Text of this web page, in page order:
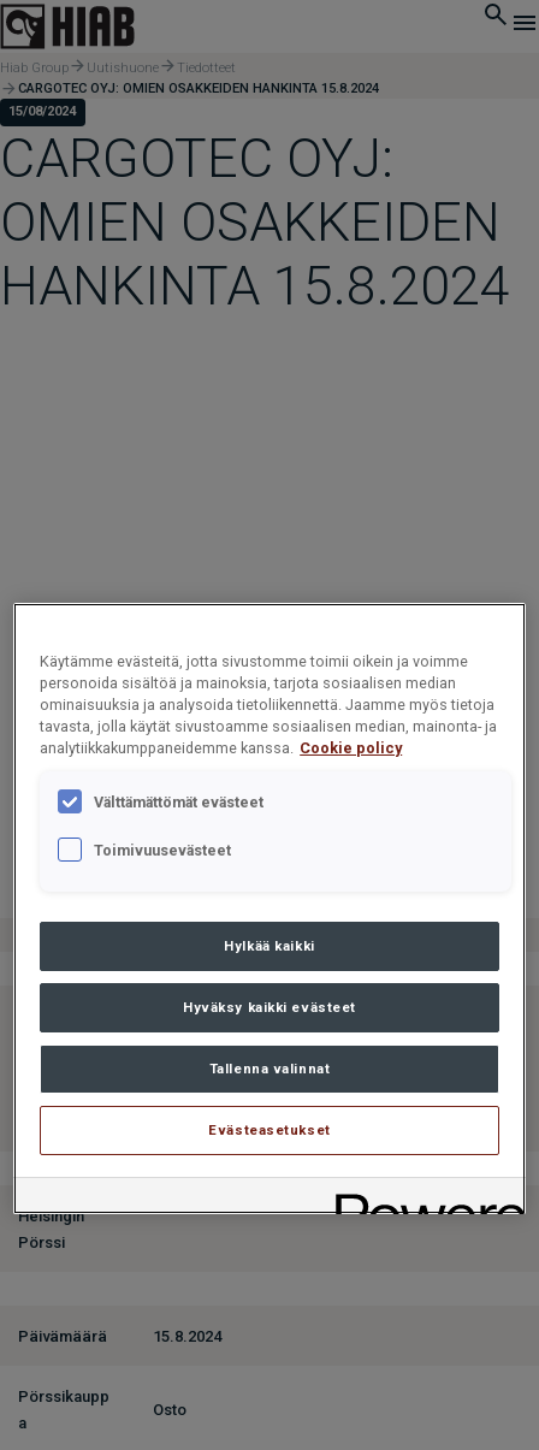
Hiab Group Uutishuone
Tiedotteet
CARGOTEC OYJ: OMIEN OSAKKEIDEN HANKINTA 15.8.2024
15/08/2024
CARGOTEC OYJ:
OMIEN OSAKKEIDEN
HANKINTA 15.8.2024
CARGOTEC
OYJ,
OTE, 15
ELOKUUTA
2024 KLO
CARGOTEC
OYJ,
OTE, 15
CARGOTEC
OYJ,
OYJ: OMIEN
HANKINTA
CARGOTEC
OYJ: OMIEN
OSAKKEIDEN
HANKINTA
15.8.2024
CARGOTEC
OYJ: OMIEN
OSAKKEIDEN
HANKINTA
15.8.2024
Helsingin
Pörssi
Päivämäärä 15.8.2024
Pörssikaupp
a
Osto
Käytämme evästeitä, jotta sivustomme toimii oikein ja voimme
personoida sisältöä ja mainoksia, tarjota sosiaalisen median
ominaisuuksia ja analysoida tietoliikennettä. Jaamme myös tietoja
tavasta, jolla käytät sivustoamme sosiaalisen median, mainonta- ja
analytiikkakumppaneidemme kanssa. Cookie policy
Välttämättömät evästeet
Toimivuusevästeet
Hylkää kaikki
Hyväksy kaikki evästeet
Tallenna valinnat
Evästeasetukset